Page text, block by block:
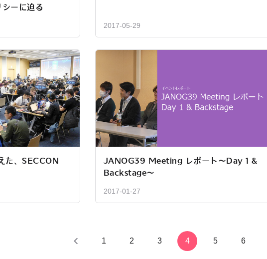
ーに迫る
2017-05-29
た、SECCON
JANOG39 Meeting レポート～Day 1 &
Backstage～
2017-01-27
1 2 3 4 5 6